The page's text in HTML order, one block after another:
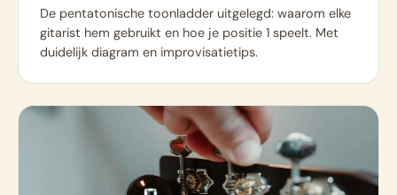
De pentatonische toonladder uitgelegd: waarom elke
gitarist hem gebruikt en hoe je positie 1 speelt. Met
duidelijk diagram en improvisatietips.